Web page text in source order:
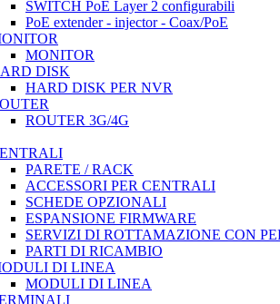
SWITCH PoE Layer 2 configurabili
PoE extender - injector - Coax/PoE
MONITOR
DISK
HARD DISK PER NVR
ROUTER 3G/4G
PARETE / RACK
ACCESSORI PER CENTRALI
SCHEDE OPZIONALI
ESPANSIONE FIRMWARE
SERVIZI DI ROTTAMAZIONE CON
PARTI DI RICAMBIO
DI LINEA
MODULI DI LINEA